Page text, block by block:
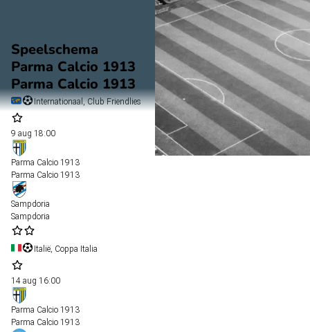
Speelschema
Parma Calcio 1913
Parma Calcio 1913
Internationaal, Club Friendlies
9 aug 18:00
Parma Calcio 1913
Parma Calcio 1913
Sampdoria
Sampdoria
Italië, Coppa Italia
14 aug 16:00
Parma Calcio 1913
Parma Calcio 1913